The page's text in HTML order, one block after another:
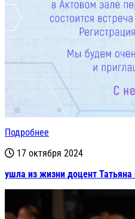
Подробнее
17 октября 2024
ушла из жизни доцент